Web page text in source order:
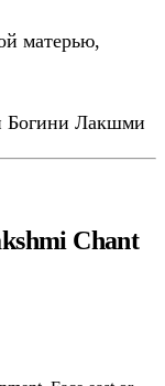
матерью,
Богини Лакшми
Chant